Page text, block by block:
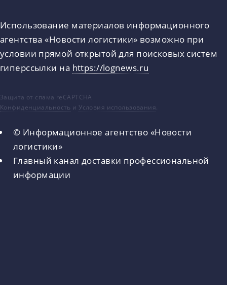
Использование материалов информационного
агентства «Новости логистики» возможно при
условии прямой открытой для поисковых систем
гиперссылки на https://lognews.ru
Защита от спама reCAPTCHA
Конфиденциальность иУсловия использования.
© Информационное агентство «Новости
логистики»
Главный канал доставки профессиональной
информации